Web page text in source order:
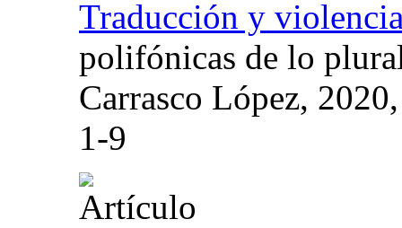
Traducción y
polifónicas de lo
Carrasco López,
1-9